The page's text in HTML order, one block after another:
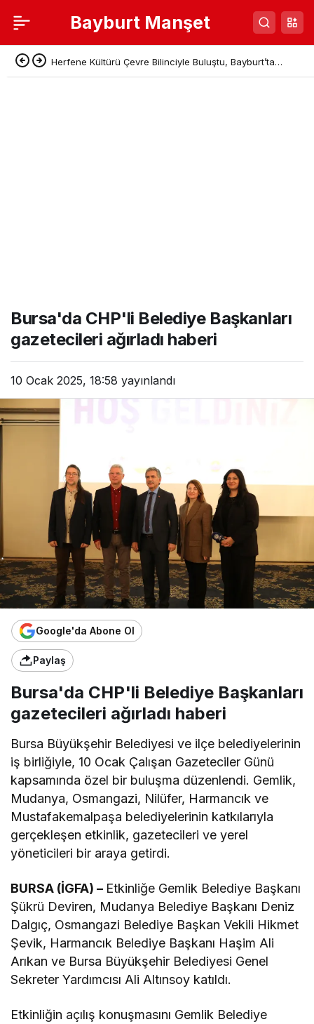
Bayburt Manşet
Bülent Aydemir Bayburt Esnaf Kooperatifi Başkan
Bursa'da CHP'li Belediye Başkanları
gazetecileri ağırladı haberi
10 Ocak 2025, 18:58 yayınlandı
Google'da Abone Ol
Paylaş
Bursa'da CHP'li Belediye Başkanları
gazetecileri ağırladı haberi
Bursa Büyükşehir Belediyesi ve ilçe belediyelerinin
iş birliğiyle, 10 Ocak Çalışan Gazeteciler Günü
kapsamında özel bir buluşma düzenlendi. Gemlik,
Mudanya, Osmangazi, Nilüfer, Harmancık ve
Mustafakemalpaşa belediyelerinin katkılarıyla
gerçekleşen etkinlik, gazetecileri ve yerel
yöneticileri bir araya getirdi.
BURSA (İGFA) – Etkinliğe Gemlik Belediye Başkanı
Şükrü Deviren, Mudanya Belediye Başkanı Deniz
Dalgıç, Osmangazi Belediye Başkan Vekili Hikmet
Şevik, Harmancık Belediye Başkanı Haşim Ali
Arıkan ve Bursa Büyükşehir Belediyesi Genel
Sekreter Yardımcısı Ali Altınsoy katıldı.
Etkinliğin açılış konuşmasını Gemlik Belediye